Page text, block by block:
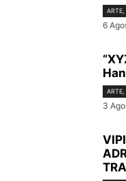
ARTE,
6
ARTE,
3